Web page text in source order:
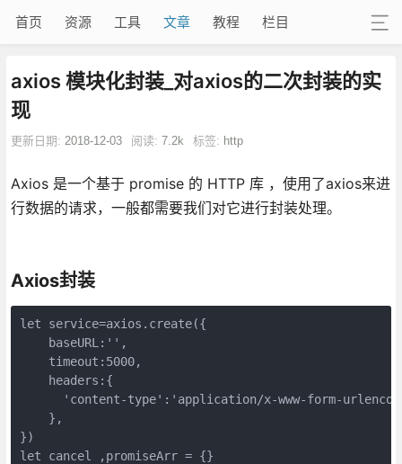
首页 资源 工具 文章 教程 栏目
axios 模块化封装_对axios的二次封装的实
现
更新日期: 2018-12-03 阅读: 7.2k 标签: http
Axios 是一个基于 promise 的 HTTP 库 ，使用了axios来进
行数据的请求，一般都需要我们对它进行封装处理。
Axios封装
let service=axios.create({
    baseURL:'',
    timeout:5000,
    headers:{
'content-type':'application/x-www-form-
    },
})
let cancel ,promiseArr = {}